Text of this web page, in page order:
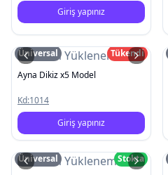
Giriş yapınız
Resim Yüklenemedi
Üniversal
Tükendi
Ayna Dikiz x5 Model
Kd:1014
Giriş yapınız
Resim Yüklenemedi
Üniversal
Stokta